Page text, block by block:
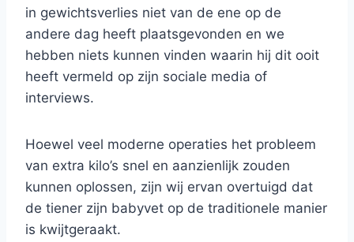
in gewichtsverlies niet van de ene op de
andere dag heeft plaatsgevonden en we
hebben niets kunnen vinden waarin hij dit ooit
heeft vermeld op zijn sociale media of
interviews.
Hoewel veel moderne operaties het probleem
van extra kilo’s snel en aanzienlijk zouden
kunnen oplossen, zijn wij ervan overtuigd dat
de tiener zijn babyvet op de traditionele manier
is kwijtgeraakt.